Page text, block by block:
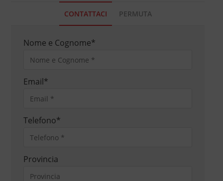
CONTATTACI PERMUTA
Nome e Cognome*
Email*
Telefono*
Provincia